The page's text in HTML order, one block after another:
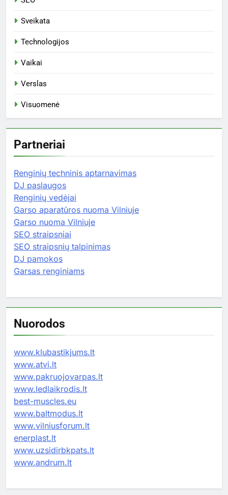
Sveikata
Technologijos
Vaikai
Verslas
Visuomenė
Partneriai
Renginių techninis aptarnavimas
DJ paslaugos
Renginių vedėjai
Garso aparatūros nuoma Vilniuje
Garso nuoma Vilniuje
SEO straipsniai
SEO straipsnių talpinimas
DJ pamokos
Garsas renginiams
Nuorodos
www.klubastikjums.lt
www.atvi.lt
www.pakruojovarpas.lt
www.ledlaikrodis.lt
best-muscles.eu
www.baltmodus.lt
www.vilniusforum.lt
enerplast.lt
www.uzsidirbkpats.lt
www.andrum.lt